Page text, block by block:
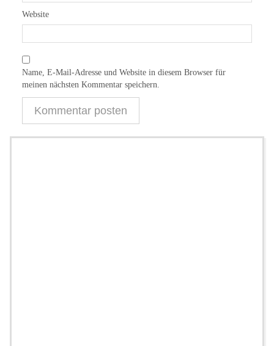
Website
Name, E-Mail-Adresse und Website in diesem Browser für
meinen nächsten Kommentar speichern.